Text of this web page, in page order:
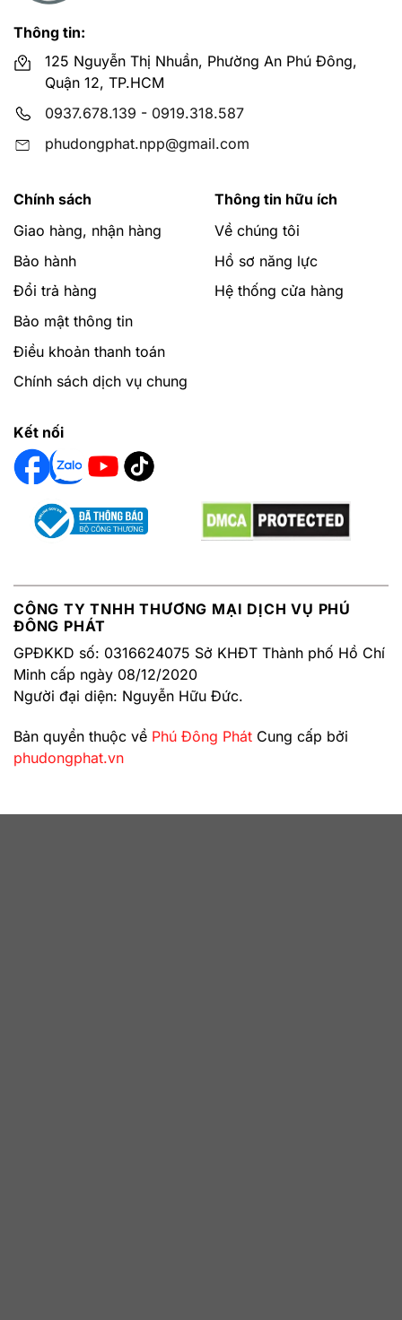
Thông tin:
125 Nguyễn Thị Nhuần, Phường An Phú Đông,
Quận 12, TP.HCM
0937.678.139 - 0919.318.587
phudongphat.npp@gmail.com
Chính sách
Giao hàng, nhận hàng
Bảo hành
Đổi trả hàng
Bảo mật thông tin
Điều khoản thanh toán
Chính sách dịch vụ chung
Thông tin hữu ích
Về chúng tôi
Hồ sơ năng lực
Hệ thống cửa hàng
Kết nối
CÔNG TY TNHH THƯƠNG MẠI DỊCH VỤ PHÚ
ĐÔNG PHÁT
GPĐKKD số: 0316624075 Sở KHĐT Thành phố Hồ Chí
Minh cấp ngày 08/12/2020
Người đại diện: Nguyễn Hữu Đức.
Bản quyền thuộc về Phú Đông Phát Cung cấp bởi
phudongphat.vn